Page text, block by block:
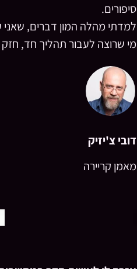
סיפורים.
למדתי מהלה המון דברים,
מי שרוצה לעבור תהליך חד,
דובי צ'יזיק
מאמן קריירה